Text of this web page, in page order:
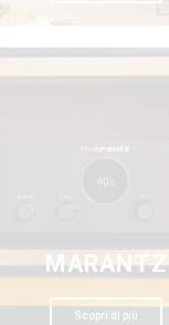
MARANTZ
Scopri di più